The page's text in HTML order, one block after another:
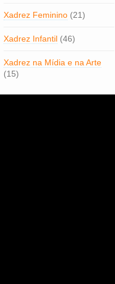
Xadrez Feminino(21)
Xadrez Infantil(46)
Xadrez na Mídia e na Arte
(15)